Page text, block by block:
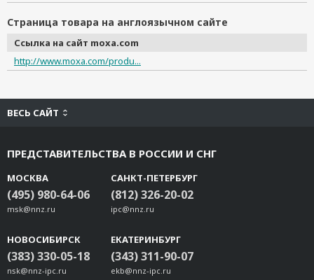
PWR-12050-WPEU-S1
A-CRF-RFQMAM-R2-50
CBL-PJ21NOPEN-BK-30
A-CRF-QMAMSF-R2-50
M12X-8PMM-IP68
CBL-RG58AUBNCMF9-150
A-CRF-RFRM-S1-060
A-CRF-RFRM-J1-60
Страница товара на англоязычном сайте
Ссылка на сайт moxa.com
http://www.moxa.com/produ...
ВЕСЬ САЙТ
ПРЕДСТАВИТЕЛЬСТВА В РОССИИ И СНГ
МОСКВА
(495) 980-64-06
msk@nnz.ru
САНКТ-ПЕТЕРБУРГ
(812) 326-20-02
ipc@nnz.ru
НОВОСИБИРСК
(383) 330-05-18
nsk@nnz-ipc.ru
ЕКАТЕРИНБУРГ
(343) 311-90-07
ekb@nnz-ipc.ru